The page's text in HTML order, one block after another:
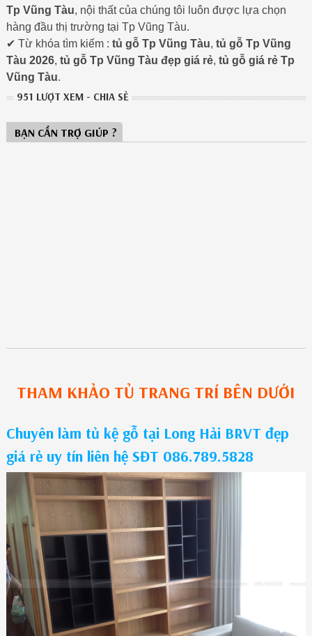
Tp Vũng Tàu, nội thất của chúng tôi luôn được lựa chọn
hàng đầu thị trường tại Tp Vũng Tàu.
✔ Từ khóa tìm kiếm : tủ gỗ Tp Vũng Tàu, tủ gỗ Tp Vũng
Tàu 2026, tủ gỗ Tp Vũng Tàu đẹp giá rẻ, tủ gỗ giá rẻ Tp
Vũng Tàu.
951 LƯỢT XEM - CHIA SẺ
BẠN CẦN TRỢ GIÚP ?
THAM KHẢO TỦ TRANG TRÍ BÊN DƯỚI
Chuyên làm tủ kệ gỗ tại Long Hải BRVT đẹp
giá rẻ uy tín liên hệ SĐT 086.789.5828